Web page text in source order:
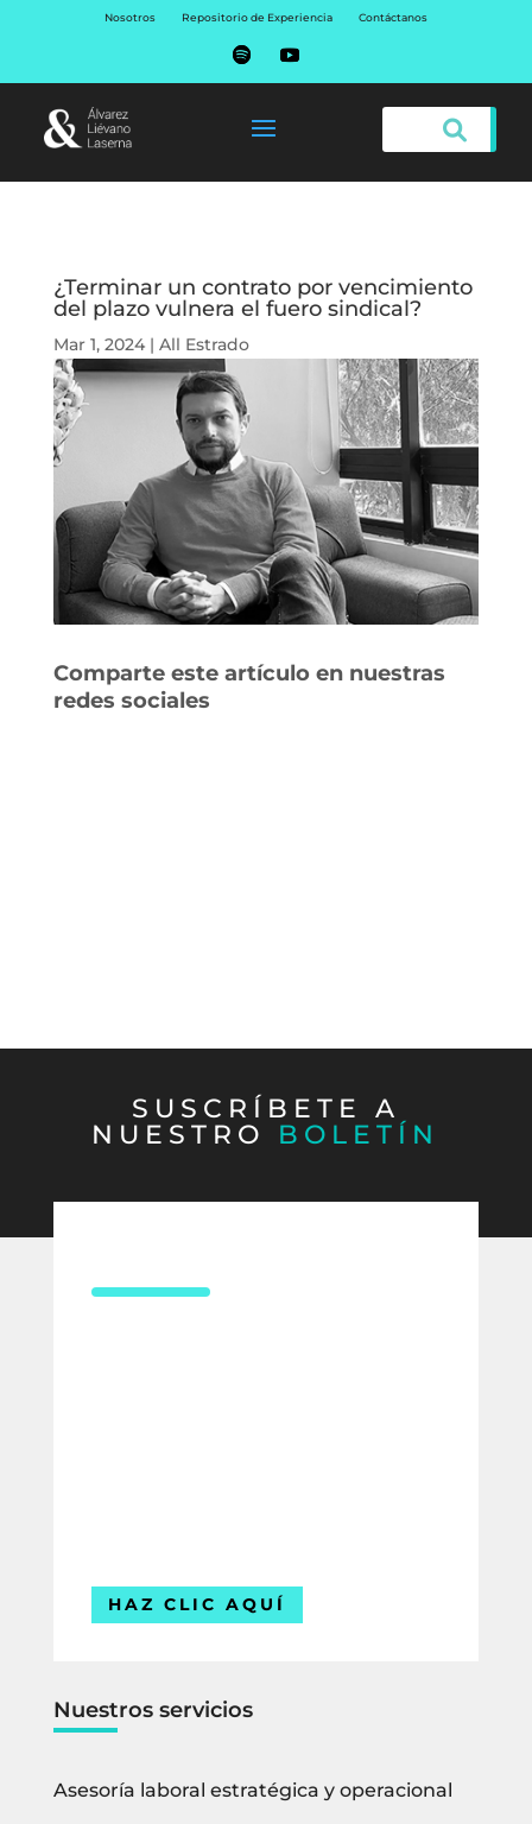
Nosotros Repositorio de Experiencia Contáctanos
¿Terminar un contrato por vencimiento
del plazo vulnera el fuero sindical?
Mar 1, 2024| All Estrado
Comparte este artículo en nuestras
redes sociales
SUSCRÍBETE A
NUESTRO
BOLETÍN
HAZ CLIC AQUÍ
Nuestros servicios
Asesoría laboral estratégica y operacional